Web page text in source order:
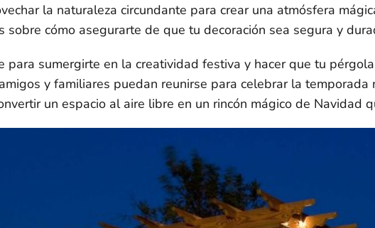
la naturaleza circundante para crear una atmósfera
sobre cómo asegurarte de que tu decoración sea segura y
para sumergirte en la creatividad festiva y hacer que tu
y familiares puedan reunirse para celebrar la temporada
un espacio al aire libre en un rincón mágico de Navidad